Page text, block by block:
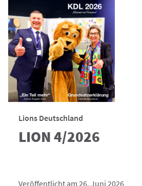
Lions Deutschland
LION 4/2026
Veröffentlicht am 26. Juni 2026